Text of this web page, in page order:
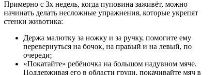
Примерно с 3х недель, когда пуповина заживёт, можно
начинать делать несложные упражнения, которые укрепят
стенки животика:
Держа малютку за ножку и за ручку, помогите ему
перевернуться на бочок, на правый и на левый, по
очереди;
«Покатайте» ребёночка на большом надувном мяче.
Поддерживая его в области груди, покачивайте мяч в